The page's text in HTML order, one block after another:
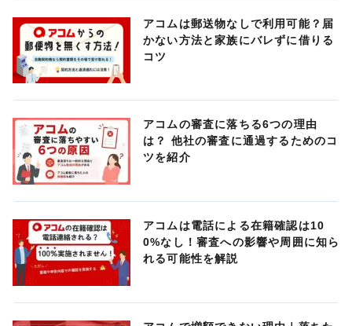
アコムは郵送物なしで利用可能？届
かない方法と家族にバレずに借りる
コツ
アコムの審査に落ちる6つの理由
は？ 他社の審査に通過するためのコ
ツを紹介
アコムは電話による在籍確認は10
0%なし！審査への影響や周囲に知ら
れる可能性を解説